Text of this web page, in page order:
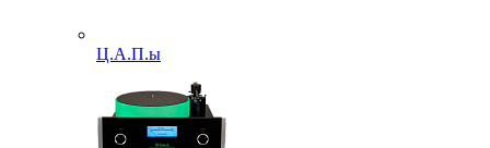
Ц.А.П.ы